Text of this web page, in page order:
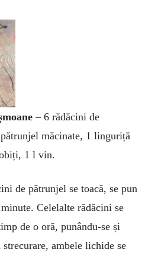
– 6 rădăcini de
măci­nate, 1 linguriță
1 l vin.
de pătrunjel se toacă, se pun
Ce­lelalte rădăcini se
de o oră, pu­nându-se și
ambele lichide se